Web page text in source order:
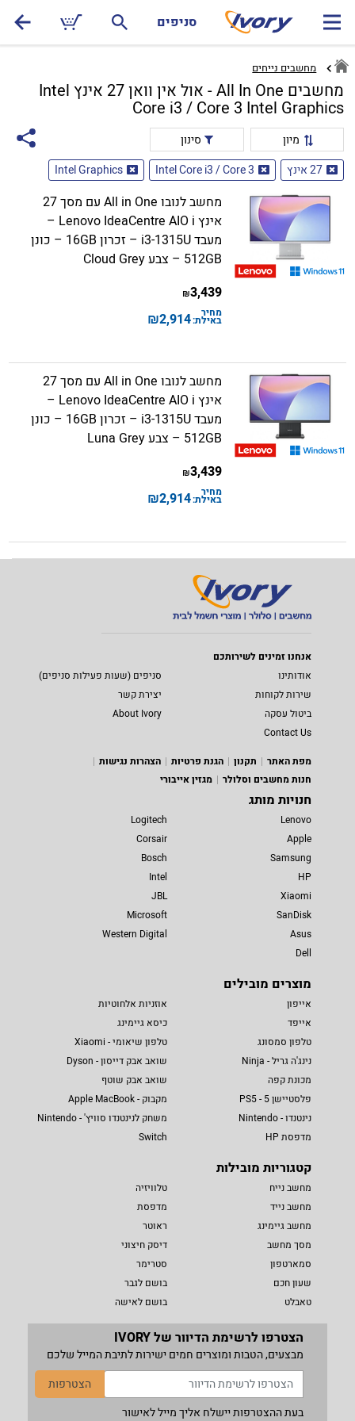
סניפים
מחשבים נייחים
מחשבים All In One - אול אין וואן 27 אינץ Intel
Core i3 / Core 3 Intel Graphics
מיון
סינון
27 אינץ
Intel Core i3 / Core 3
Intel Graphics
מחשב לנובו All in One עם מסך 27
אינץ Lenovo IdeaCentre AIO i –
מעבד i3-1315U – זכרון 16GB – כונן
512GB – צבע Cloud Grey
3,439
₪
מחיר
באילת:2,914
₪
מחשב לנובו All in One עם מסך 27
אינץ Lenovo IdeaCentre AIO i –
מעבד i3-1315U – זכרון 16GB – כונן
512GB – צבע Luna Grey
3,439
₪
מחיר
באילת:2,914
₪
אנחנו זמינים לשירותכם
אודותינו
סניפים (שעות פעילות סניפים)
שירות לקוחות
יצירת קשר
ביטול עסקה
About Ivory
Contact Us
מפת האתר
תקנון הגנת פרטיות
הצהרות נגישות
חנות מחשבים וסלולר
מגזין אייבורי
חנויות מותג
Lenovo
Apple
Samsung
HP
Xiaomi
SanDisk
Asus
Dell
Logitech
Corsair
Bosch
Intel
JBL
Microsoft
Western Digital
מוצרים מובילים
אייפון
אייפד
טלפון סמסונג
נינג'ה גריל - Ninja
מכונת קפה
פלסטיישן 5 - PS5
נינטנדו - Nintendo
מדפסת HP
אוזניות אלחוטיות
כיסא גיימינג
טלפון שיאומי - Xiaomi
שואב אבק דייסון - Dyson
שואב אבק שוטף
מקבוק - Apple MacBook
משחק לנינטנדו סוויץ' - Nintendo
Switch
קטגוריות מובילות
מחשב נייח
מחשב נייד
מחשב גיימינג
מסך מחשב
סמארטפון
שעון חכם
טאבלט
טלוויזיה
מדפסת
ראוטר
דיסק חיצוני
סטרימר
בושם לגבר
בושם לאישה
הצטרפו לרשימת הדיוור של IVORY
מבצעים, הטבות ומוצרים חמים ישירות לתיבת המייל שלכם
הצטרפות
בעת ההצטרפות יישלח אליך מייל לאישור